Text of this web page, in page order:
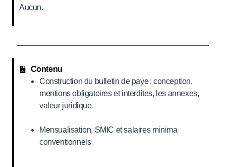
Aucun.
Contenu
Construction du bulletin de paye : conception,
mentions obligatoires et interdites, les annexes,
valeur juridique.
Mensualisation, SMIC et salaires minima
conventionnels